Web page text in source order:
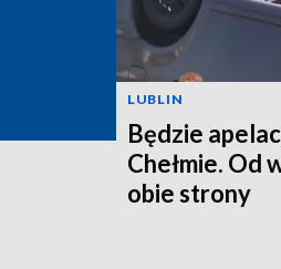
LUBLIN
Będzie
Chełmie. Od
obie strony